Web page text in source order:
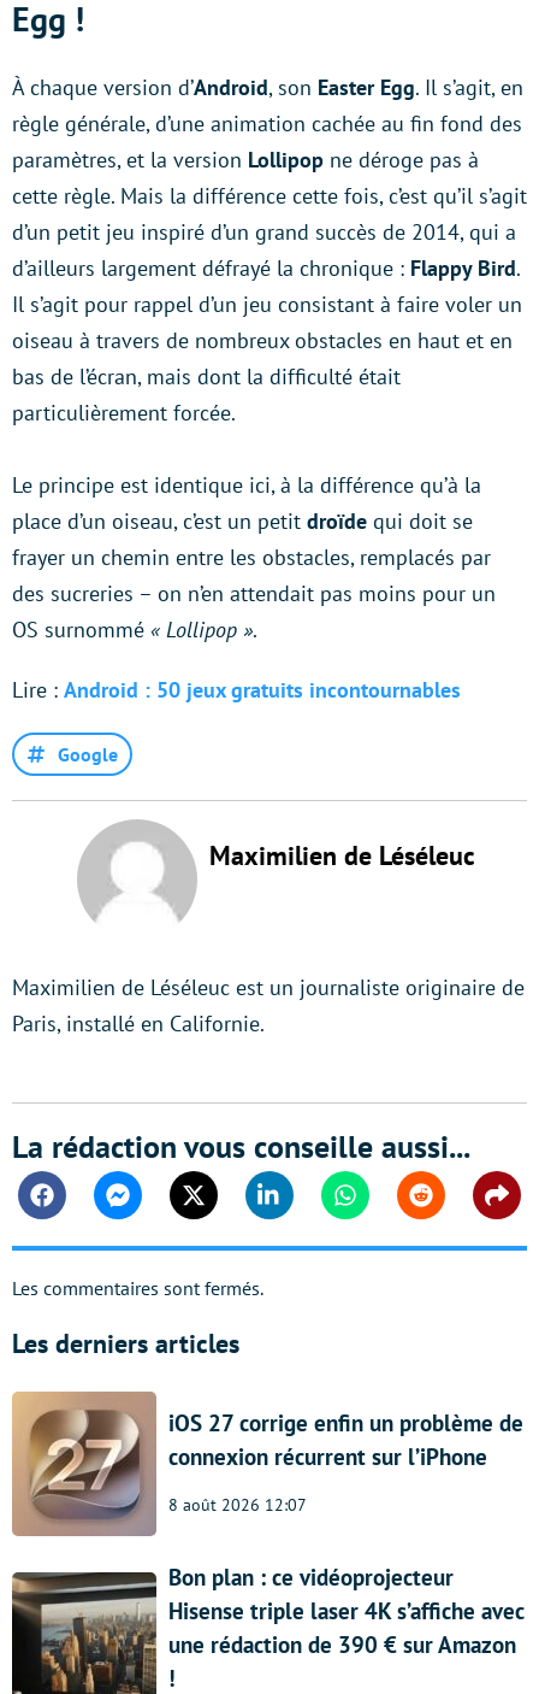
Egg !
À chaque version d’Android, son Easter Egg. Il s’agit, en
règle générale, d’une animation cachée au fin fond des
paramètres, et la version Lollipop ne déroge pas à
cette règle. Mais la différence cette fois, c’est qu’il s’agit
d’un petit jeu inspiré d’un grand succès de 2014, qui a
d’ailleurs largement défrayé la chronique : Flappy Bird.
Il s’agit pour rappel d’un jeu consistant à faire voler un
oiseau à travers de nombreux obstacles en haut et en
bas de l’écran, mais dont la difficulté était
particulièrement forcée.
Le principe est identique ici, à la différence qu’à la
place d’un oiseau, c’est un petit droïde qui doit se
frayer un chemin entre les obstacles, remplacés par
des sucreries – on n’en attendait pas moins pour un
OS surnommé « Lollipop ».
Lire : Android : 50 jeux gratuits incontournables
Google
Maximilien de Léséleuc
Maximilien de Léséleuc est un journaliste originaire de
Paris, installé en Californie.
La rédaction vous conseille aussi...
FacebookMessengerTwitter Linkedin WhatsappReddit
Les commentaires sont fermés.
Les derniers articles
iOS 27 corrige enfin un problème de
connexion récurrent sur l’iPhone
8 août 2026 12:07
Bon plan : ce vidéoprojecteur
Hisense triple laser 4K s’affiche avec
une rédaction de 390 € sur Amazon
!